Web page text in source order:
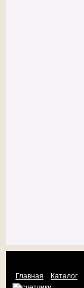
Главная Каталог